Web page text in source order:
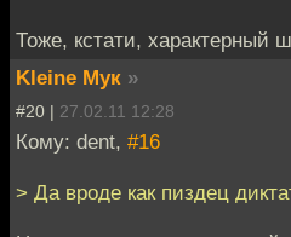
Тоже, кстати, характерный
Kleine Мук »
#20 | 27.02.11 12:28
Кому: dent, #16
> Да вроде как пиздец